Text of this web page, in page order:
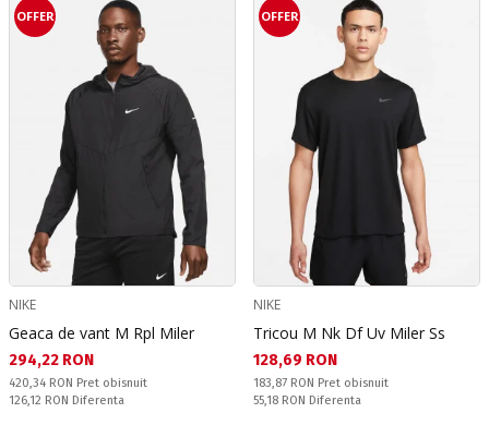
OFFER
NIKE
Geaca de vant M Rpl Miler
Текуща цена:
294,22 RON
Pret obisnuit:
420,34 RON Pret obisnuit
Спестявате:
126,12 RON Diferenta
OFFER
NIKE
Tricou M Nk Df Uv Miler Ss
Текуща цена:
128,69 RON
Pret obisnuit:
183,87 RON Pret obisnuit
Спестявате:
55,18 RON Diferenta